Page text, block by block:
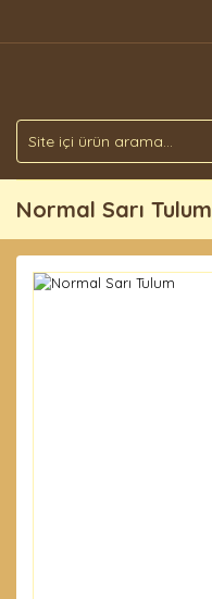
Normal Sarı Tulum